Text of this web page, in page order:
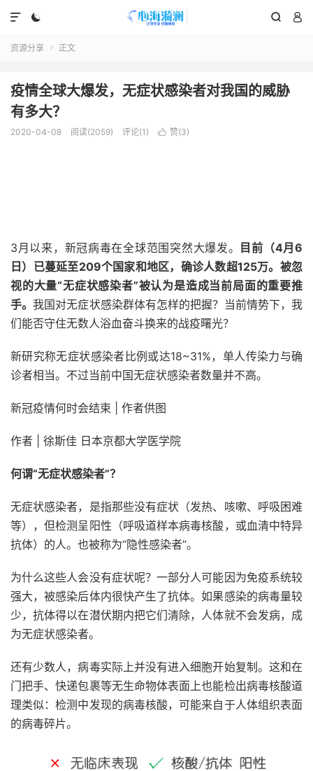
  

资源分享  正文
疫情全球大爆发，无症状感染者对我国的威胁
有多大？
2020-04-08 阅读(2059) 评论(1)  赞(3)
3月以来，新冠病毒在全球范围突然大爆发。
目前（4月6
日）已蔓延至209个国家和地区，确诊人数超125万。被忽
视的大量“无症状感染者”被认为是造成当前局面的重要推
手。我国对无症状感染群体有怎样的把握？当前情势下，我
们能否守住无数人浴血奋斗换来的战疫曙光？
新研究称无症状感染者比例或达18~31%，单人传染力与确
诊者相当。不过当前中国无症状感染者数量并不高。
新冠疫情何时会结束 | 作者供图
作者 | 徐斯佳 日本京都大学医学院
何谓“无症状感染者”？
无症状感染者，是指那些没有症状（发热、咳嗽、呼吸困难
等），但检测呈阳性（呼吸道样本病毒核酸，或血清中特异
抗体）的人。也被称为“隐性感染者”。
为什么这些人会没有症状呢？一部分人可能因为免疫系统较
强大，被感染后体内很快产生了抗体。如果感染的病毒量较
少，抗体得以在潜伏期内把它们清除，人体就不会发病，成
为无症状感染者。
还有少数人，病毒实际上并没有进入细胞开始复制。这和在
门把手、快递包裹等无生命物体表面上也能检出病毒核酸道
理类似：检测中发现的病毒核酸，可能来自于人体组织表面
的病毒碎片。